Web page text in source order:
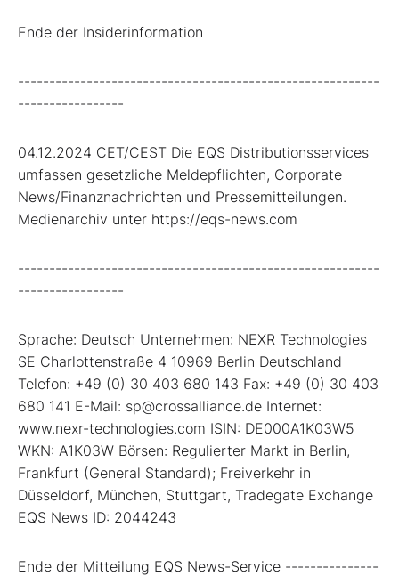
Ende der Insiderinformation
----------------------------------------------------------
-----------------
04.12.2024 CET/CEST Die EQS Distributionsservices
umfassen gesetzliche Meldepflichten, Corporate
News/Finanznachrichten und Pressemitteilungen.
Medienarchiv unter https://eqs-news.com
----------------------------------------------------------
-----------------
Sprache: Deutsch Unternehmen: NEXR Technologies
SE Charlottenstraße 4 10969 Berlin Deutschland
Telefon: +49 (0) 30 403 680 143 Fax: +49 (0) 30 403
680 141 E-Mail: sp@crossalliance.de Internet:
www.nexr-technologies.com ISIN: DE000A1K03W5
WKN: A1K03W Börsen: Regulierter Markt in Berlin,
Frankfurt (General Standard); Freiverkehr in
Düsseldorf, München, Stuttgart, Tradegate Exchange
EQS News ID: 2044243
Ende der Mitteilung EQS News-Service ---------------